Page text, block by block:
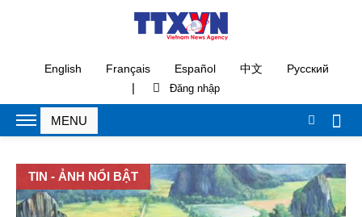
English Français Español 中文 Русский
|
TIN - ẢNH NỔI BẬT